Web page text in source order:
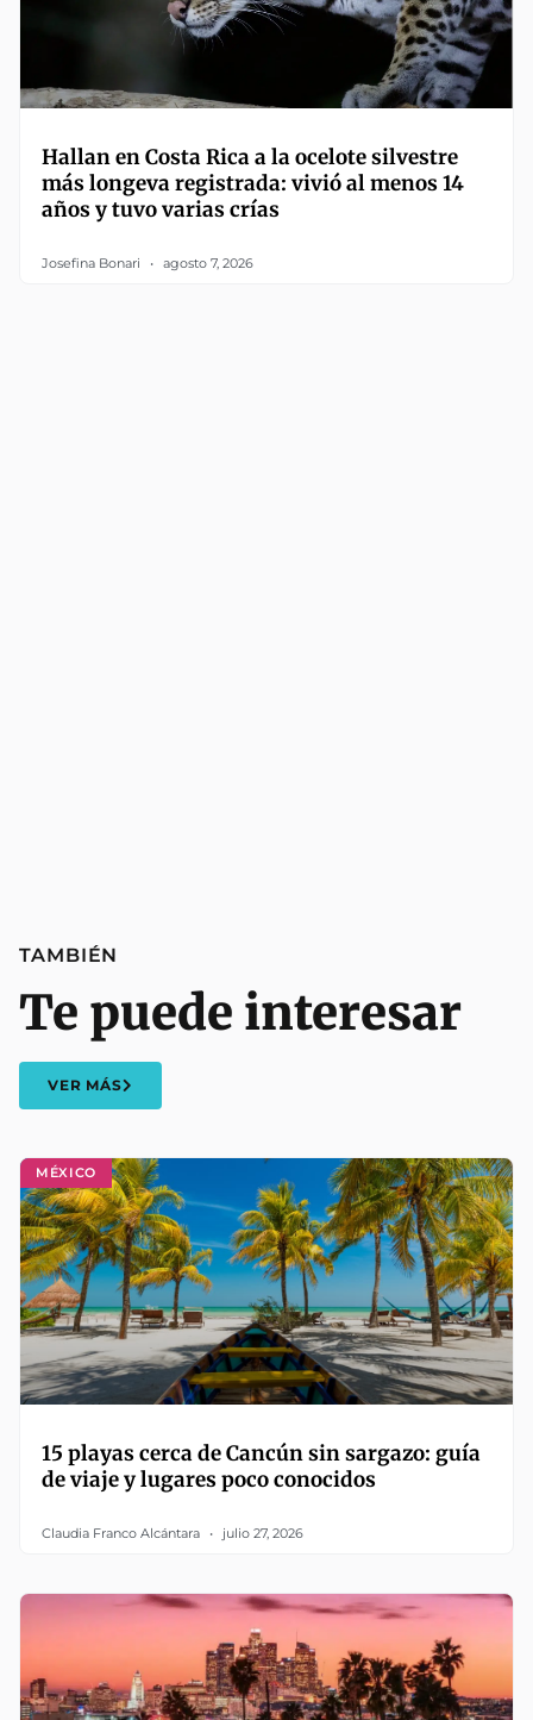
Hallan en Costa Rica a la ocelote silvestre
más longeva registrada: vivió al menos 14
años y tuvo varias crías
Josefina Bonari agosto 7, 2026
MÉXICO
15 playas cerca de Cancún sin sargazo: guía
de viaje y lugares poco conocidos
Claudia Franco Alcántara julio 27, 2026
TAMBIÉN
Te puede interesar
VER MÁS